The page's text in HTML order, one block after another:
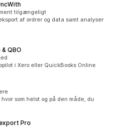
tilgængeligt
af ordrer og data samt analyser
QBO
i Xero eller QuickBooks Online
som helst og på den måde, du
Pro